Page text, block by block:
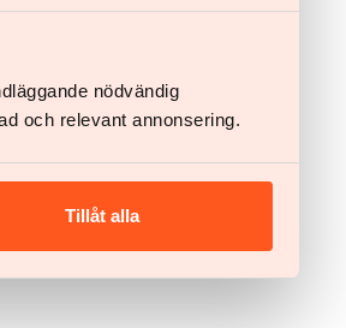
nödvändig
och relevant annonsering.
Tillåt alla